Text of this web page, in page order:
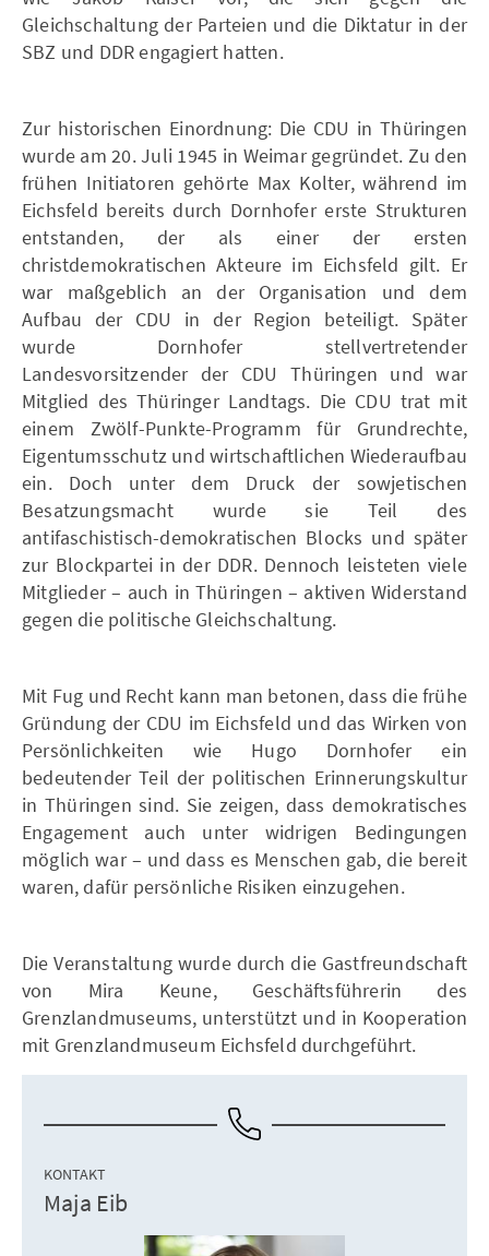
Gleichschaltung der Parteien und die Diktatur in der
SBZ und DDR engagiert hatten.
Zur historischen Einordnung: Die CDU in Thüringen
wurde am 20. Juli 1945 in Weimar gegründet. Zu den
frühen Initiatoren gehörte Max Kolter, während im
Eichsfeld bereits durch Dornhofer erste Strukturen
entstanden, der als einer der ersten
christdemokratischen Akteure im Eichsfeld gilt. Er
war maßgeblich an der Organisation und dem
Aufbau der CDU in der Region beteiligt. Später
wurde Dornhofer stellvertretender
Landesvorsitzender der CDU Thüringen und war
Mitglied des Thüringer Landtags. Die CDU trat mit
einem Zwölf-Punkte-Programm für Grundrechte,
Eigentumsschutz und wirtschaftlichen Wiederaufbau
ein. Doch unter dem Druck der sowjetischen
Besatzungsmacht wurde sie Teil des
antifaschistisch-demokratischen Blocks und später
zur Blockpartei in der DDR. Dennoch leisteten viele
Mitglieder – auch in Thüringen – aktiven Widerstand
gegen die politische Gleichschaltung.
Mit Fug und Recht kann man betonen, dass die frühe
Gründung der CDU im Eichsfeld und das Wirken von
Persönlichkeiten wie Hugo Dornhofer ein
bedeutender Teil der politischen Erinnerungskultur
in Thüringen sind. Sie zeigen, dass demokratisches
Engagement auch unter widrigen Bedingungen
möglich war – und dass es Menschen gab, die bereit
waren, dafür persönliche Risiken einzugehen.
Die Veranstaltung wurde durch die Gastfreundschaft
von Mira Keune, Geschäftsführerin des
Grenzlandmuseums, unterstützt und in Kooperation
mit Grenzlandmuseum Eichsfeld durchgeführt.
KONTAKT
Maja Eib